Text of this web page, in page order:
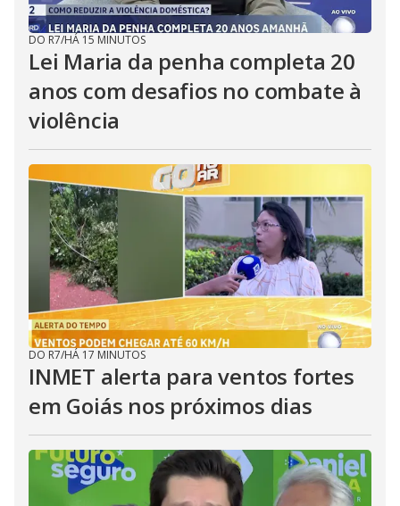
DO R7/HÁ 15 MINUTOS
Lei Maria da penha completa 20
anos com desafios no combate à
violência
DO R7/HÁ 17 MINUTOS
INMET alerta para ventos fortes
em Goiás nos próximos dias